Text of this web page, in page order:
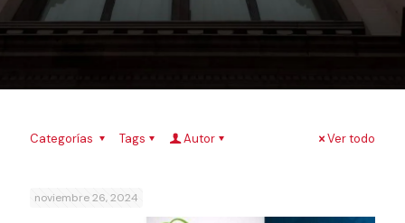
Categorías Tags Autor Ver todo
noviembre 26, 2024